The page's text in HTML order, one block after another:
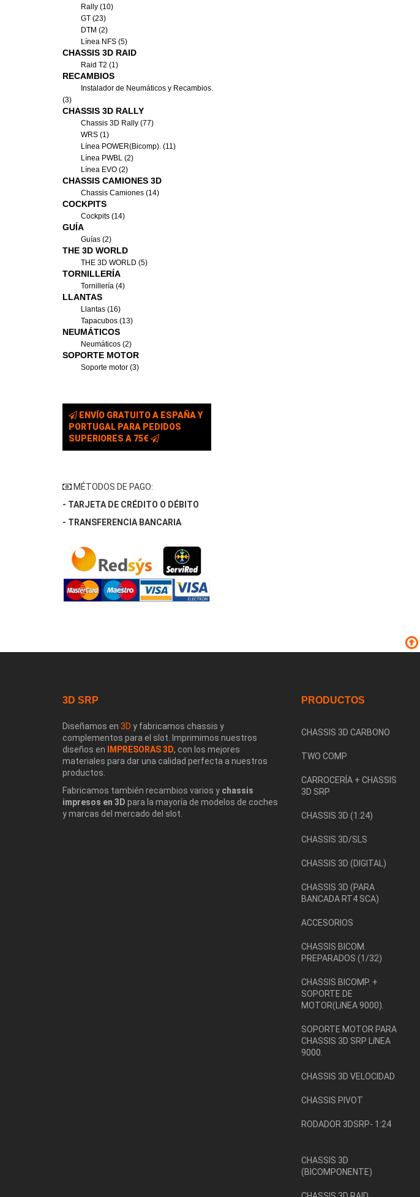
Rally (10)
GT (23)
DTM (2)
Línea NFS (5)
CHASSIS 3D RAID
Raid T2 (1)
RECAMBIOS
Instalador de Neumáticos y Recambios.
(3)
CHASSIS 3D RALLY
Chassis 3D Rally (77)
WRS (1)
Línea POWER(Bicomp). (11)
Línea PWBL (2)
Línea EVO (2)
CHASSIS CAMIONES 3D
Chassis Camiones (14)
COCKPITS
Cockpits (14)
GUÍA
Guías (2)
THE 3D WORLD
THE 3D WORLD (5)
TORNILLERÍA
Tornillería (4)
LLANTAS
Llantas (16)
Tapacubos (13)
NEUMÁTICOS
Neumáticos (2)
SOPORTE MOTOR
Soporte motor (3)
ENVÍO GRATUITO A ESPAÑA Y
PORTUGAL PARA PEDIDOS
SUPERIORES A 75€
MÉTODOS DE PAGO:
- TARJETA DE CRÉDITO O DÉBITO
- TRANSFERENCIA BANCARIA
3D SRP
Diseñamos en 3D y fabricamos chassis y
complementos para el slot. Imprimimos nuestros
diseños en IMPRESORAS 3D, con los mejores
materiales para dar una calidad perfecta a nuestros
productos.
Fabricamos también recambios varios y chassis
impresos en 3D para la mayoría de modelos de coches
y marcas del mercado del slot.
PRODUCTOS
CHASSIS 3D CARBONO
TWO COMP
CARROCERÍA + CHASSIS
3D SRP
CHASSIS 3D (1:24)
CHASSIS 3D/SLS
CHASSIS 3D (DIGITAL)
CHASSIS 3D (PARA
BANCADA RT4 SCA)
ACCESORIOS
CHASSIS BICOM.
PREPARADOS (1/32)
CHASSIS BICOMP. +
SOPORTE DE
MOTOR(LíNEA 9000).
SOPORTE MOTOR PARA
CHASSIS 3D SRP LíNEA
9000.
CHASSIS 3D VELOCIDAD
CHASSIS PIVOT
RODADOR 3DSRP- 1:24
CHASSIS 3D
(BICOMPONENTE)